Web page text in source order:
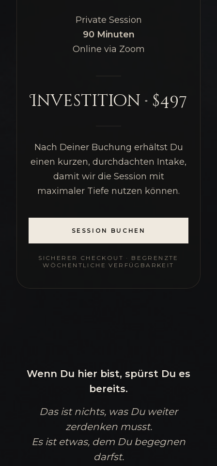
Private Session
90 Minuten
Online via Zoom
Investition · $497
Nach Deiner Buchung erhältst Du
einen kurzen, durchdachten Intake,
damit wir die Session mit
maximaler Tiefe nutzen können.
SESSION BUCHEN
SICHERER CHECKOUT · BEGRENZTE
WÖCHENTLICHE VERFÜGBARKEIT
Wenn Du hier bist, spürst Du es
bereits.
Das ist nichts, was Du weiter
zerdenken musst.
Es ist etwas, dem Du begegnen
darfst.